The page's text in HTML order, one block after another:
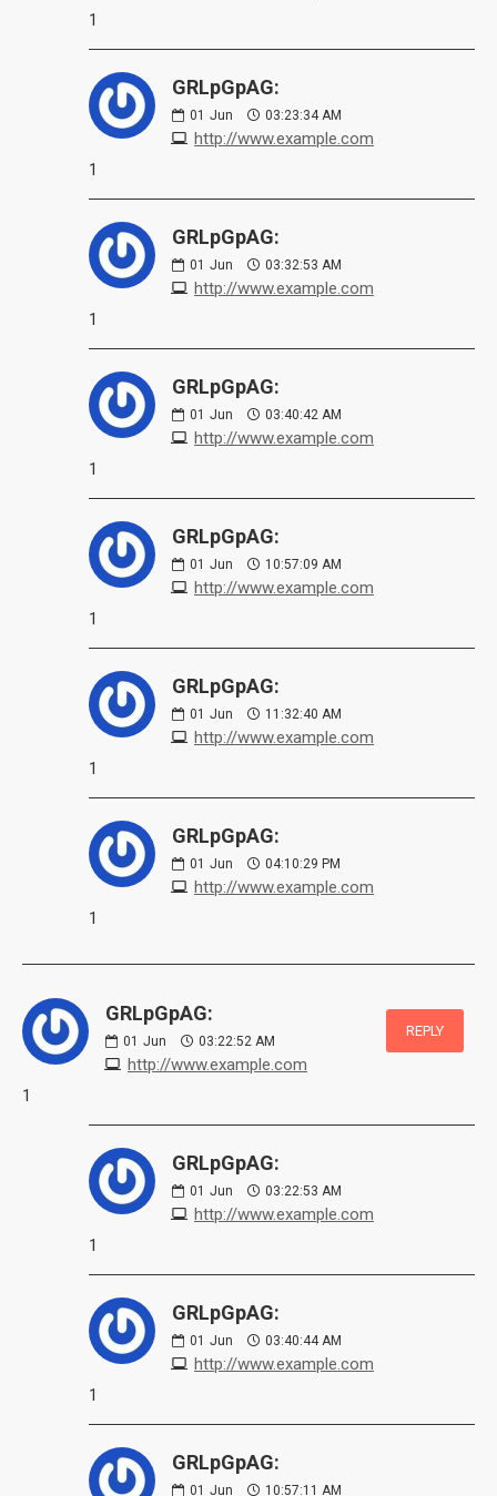
1
GRLpGpAG:
01 Jun 03:23:34 AM
http://www.example.com
1
GRLpGpAG:
01 Jun 03:32:53 AM
http://www.example.com
1
GRLpGpAG:
01 Jun 03:40:42 AM
http://www.example.com
1
GRLpGpAG:
01 Jun 10:57:09 AM
http://www.example.com
1
GRLpGpAG:
01 Jun 11:32:40 AM
http://www.example.com
1
GRLpGpAG:
01 Jun 04:10:29 PM
http://www.example.com
1
GRLpGpAG:
01 Jun 03:22:52 AM
http://www.example.com
REPLY
1
GRLpGpAG:
01 Jun 03:22:53 AM
http://www.example.com
1
GRLpGpAG:
01 Jun 03:40:44 AM
http://www.example.com
1
GRLpGpAG:
01 Jun 10:57:11 AM